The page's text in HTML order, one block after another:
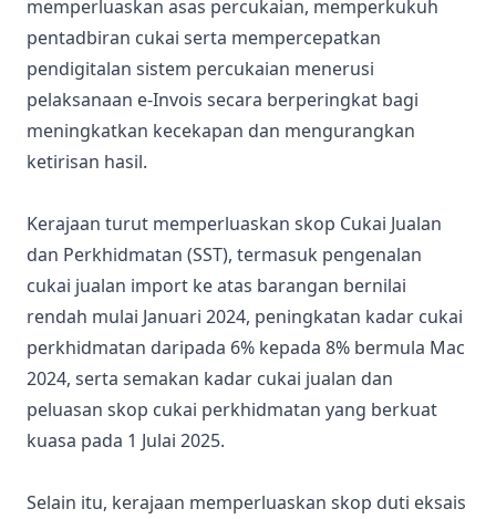
memperluaskan asas percukaian, memperkukuh
pentadbiran cukai serta mempercepatkan
pendigitalan sistem percukaian menerusi
pelaksanaan e-Invois secara berperingkat bagi
meningkatkan kecekapan dan mengurangkan
ketirisan hasil.
Kerajaan turut memperluaskan skop Cukai Jualan
dan Perkhidmatan (SST), termasuk pengenalan
cukai jualan import ke atas barangan bernilai
rendah mulai Januari 2024, peningkatan kadar cukai
perkhidmatan daripada 6% kepada 8% bermula Mac
2024, serta semakan kadar cukai jualan dan
peluasan skop cukai perkhidmatan yang berkuat
kuasa pada 1 Julai 2025.
Selain itu, kerajaan memperluaskan skop duti eksais